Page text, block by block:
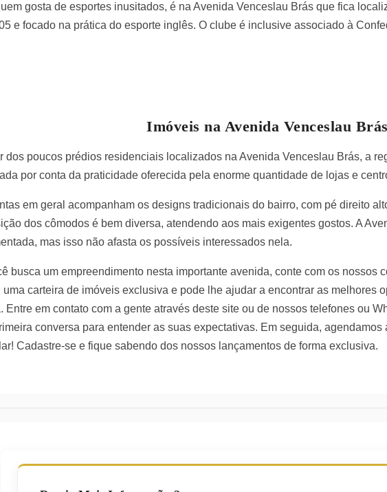
gosta de esportes inusitados, é na Avenida Venceslau Brás que fica
e focado na prática do esporte inglês. O clube é inclusive associado à
Imóveis na Avenida Venceslau Brás
dos poucos prédios residenciais localizados na Avenida Venceslau Brás, a
por conta da praticidade oferecida pela enorme quantidade de lojas e
em geral acompanham os designs tradicionais do bairro, com pé direito
dos cômodos é bem diversa, atendendo aos mais exigentes gostos. A
mas isso não afasta os possíveis interessados nela.
busca um empreendimento nesta importante avenida, conte com os nossos
uma carteira de imóveis exclusiva e pode lhe ajudar a encontrar as melhores
Entre em contato com a gente através deste site ou de nossos telefones ou
conversa para entender as suas expectativas. Em seguida,
Cadastre-se e fique sabendo dos nossos lançamentos de forma exclusiva.